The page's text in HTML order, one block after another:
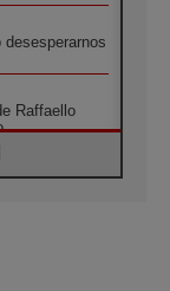
desesperarnos
Raffaello
con una